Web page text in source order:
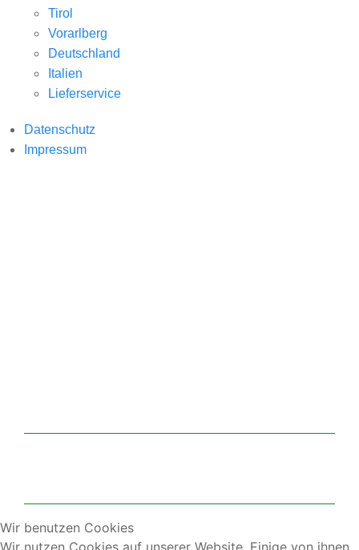
Tirol
Vorarlberg
Deutschland
Italien
Lieferservice
Datenschutz
Impressum
Wir benutzen Cookies
Wir nutzen Cookies auf unserer Website. Einige von ihnen